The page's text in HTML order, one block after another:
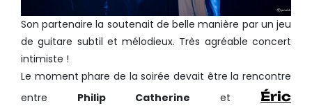
Son partenaire la soutenait de belle manière par un jeu
de guitare subtil et mélodieux. Très agréable concert
intimiste !
Le moment phare de la soirée devait être la rencontre
entre Philip Catherine et Éric